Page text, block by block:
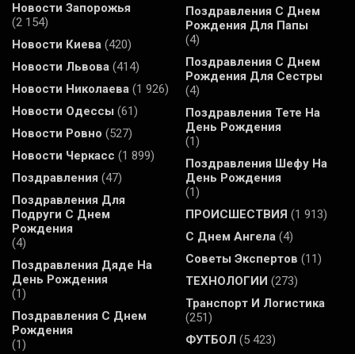
Новости Запорожья
(2 154)
Новости Киева (420)
Новости Львова (414)
Новости Николаева (1 926)
Новости Одессы (61)
Новости Ровно (527)
Новости Черкасс (1 899)
Поздравления (47)
Поздравления Для
Подруги С Днем
Рождения
(4)
Поздравления Дяде На
День Рождения
(1)
Поздравления С Днем
Рождения
(1)
Поздравления С Днем
Рождения Для Папы
(4)
Поздравления С Днем
Рождения Для Сестры
(4)
Поздравления Тете На
День Рождения
(1)
Поздравления Шефу На
День Рождения
(1)
ПРОИСШЕСТВИЯ (1 913)
С Днем Ангела (4)
Советы Экспертов (11)
ТЕХНОЛОГИИ (273)
Транспорт И Логистика
(251)
ФУТБОЛ (5 423)